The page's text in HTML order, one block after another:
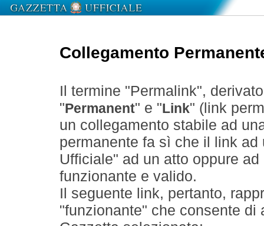
Collegamento
Il termine "Permalink",
" Permanent" e " Link" (link
un collegamento stabile ad
permanente fa sì che il link
Ufficiale" ad un atto oppure
funzionante e valido.
Il seguente link, pertanto,
"funzionante" che consente